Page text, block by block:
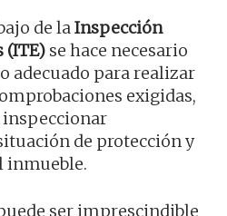
de laInspección
(ITE) se hace necesario
adecuado para realizar
exigidas,
inspeccionar
de protección y
inmueble.
ser imprescindible